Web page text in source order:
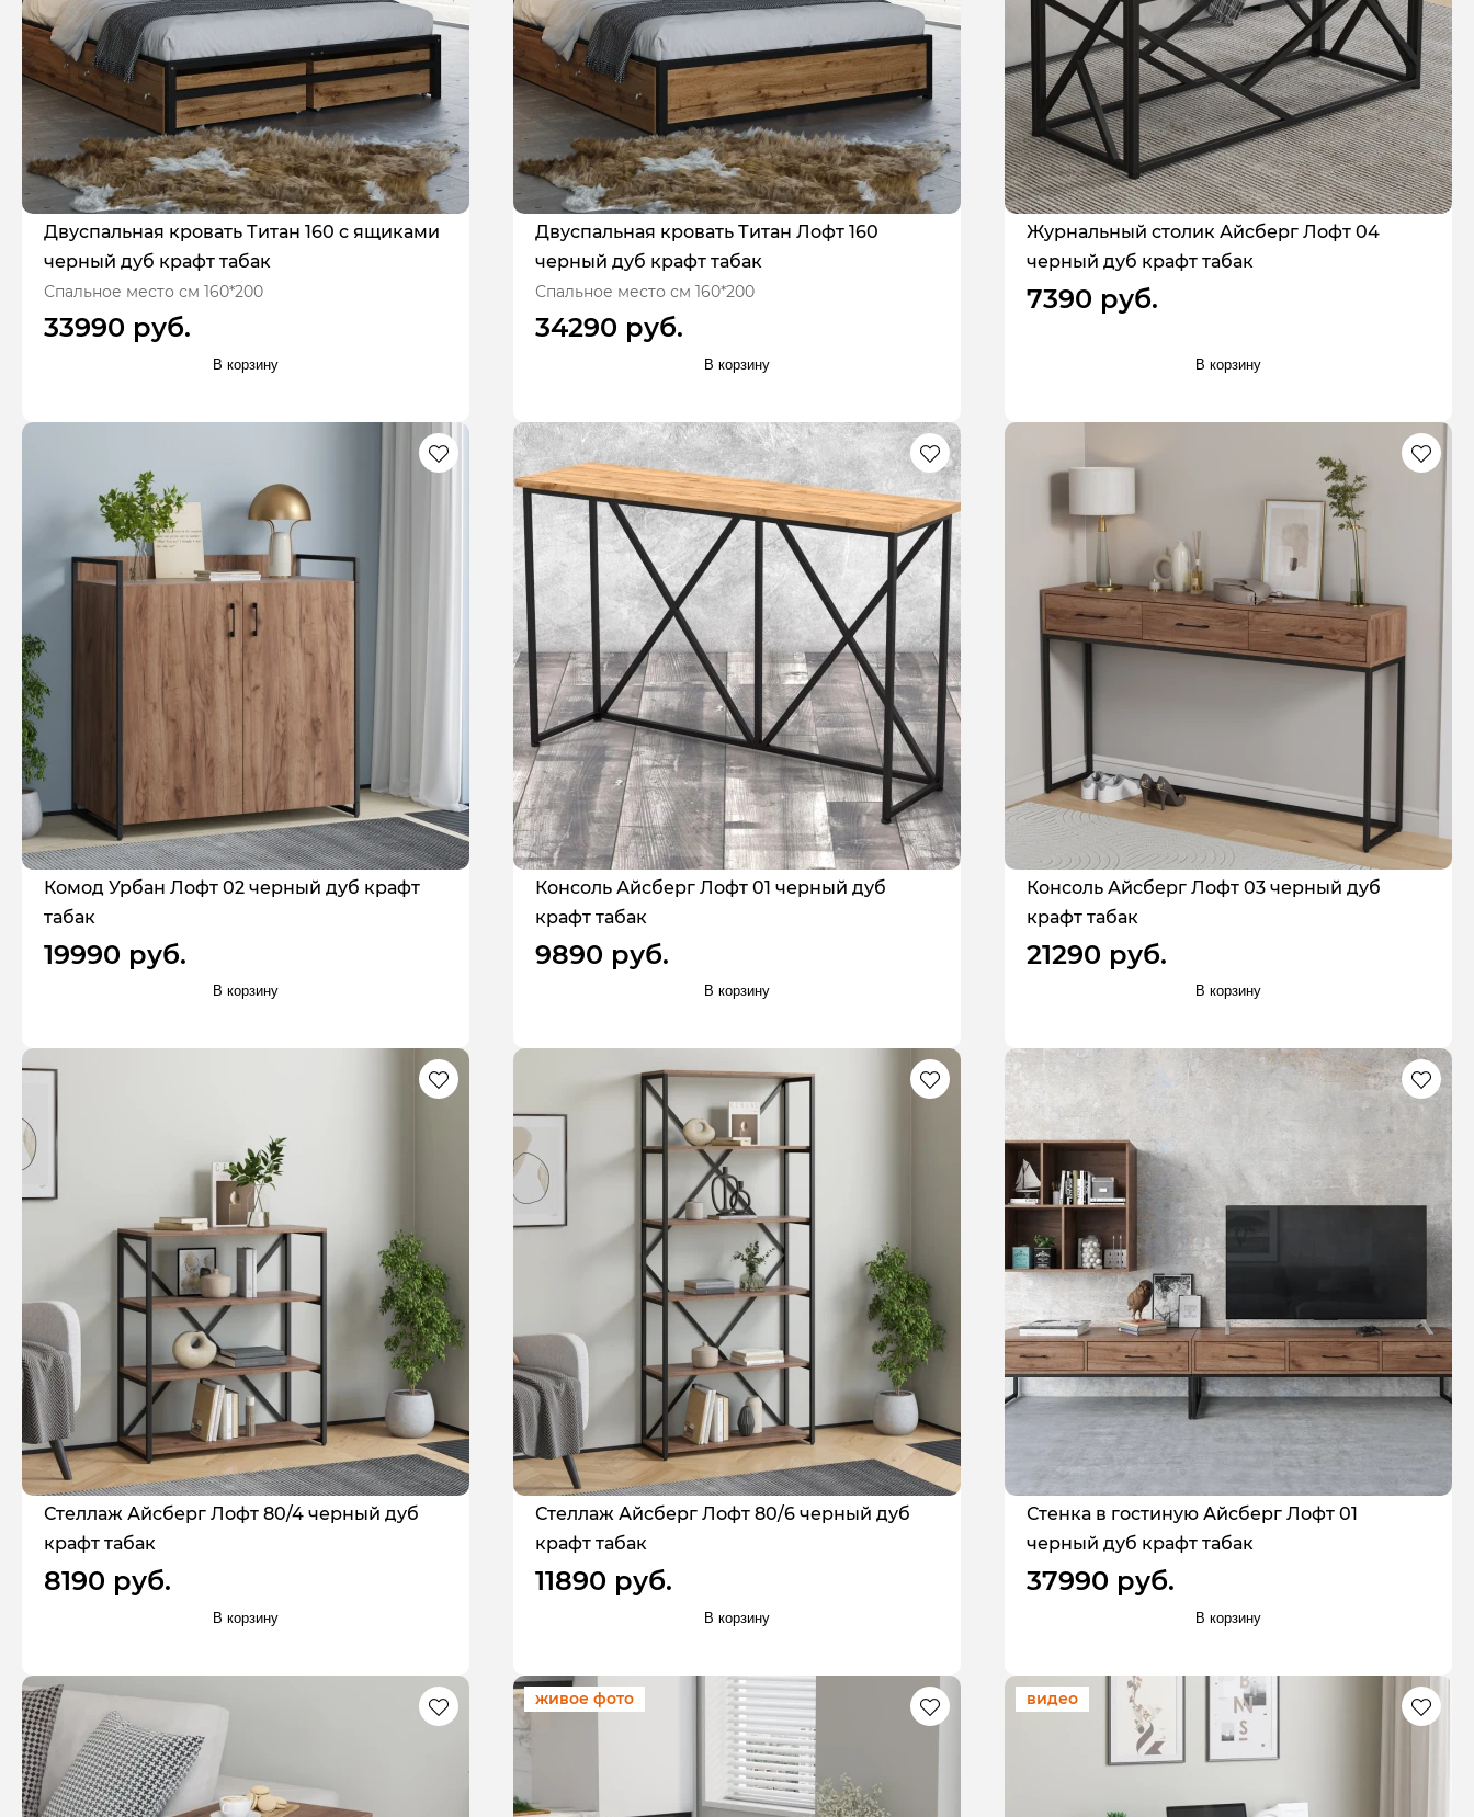
Двуспальная кровать Титан 160 с ящиками
черный дуб крафт табак
Спальное место см 160*200
33990 руб.
В корзину
Двуспальная кровать Титан Лофт 160
черный дуб крафт табак
Спальное место см 160*200
34290 руб.
В корзину
Журнальный столик Айсберг Лофт 04
черный дуб крафт табак
7390 руб.
В корзину
Комод Урбан Лофт 02 черный дуб крафт
табак
19990 руб.
В корзину
Консоль Айсберг Лофт 01 черный дуб
крафт табак
9890 руб.
В корзину
Консоль Айсберг Лофт 03 черный дуб
крафт табак
21290 руб.
В корзину
Стеллаж Айсберг Лофт 80/4 черный дуб
крафт табак
8190 руб.
В корзину
Стеллаж Айсберг Лофт 80/6 черный дуб
крафт табак
11890 руб.
В корзину
Стенка в гостиную Айсберг Лофт 01
черный дуб крафт табак
37990 руб.
В корзину
живое фото видео